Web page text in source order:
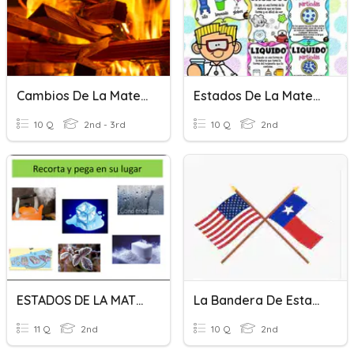
Cambios De La Materia
10 Q 2nd - 3rd
Estados De La Materia
10 Q 2nd
ESTADOS DE LA MATERIA
11 Q 2nd
La Bandera De Estados Unidos Y Texas
10 Q 2nd